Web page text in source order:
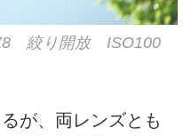
Z8 絞り開放 ISO100
が、両レンズとも